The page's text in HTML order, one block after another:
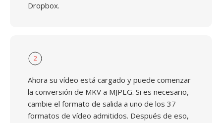
Dropbox.
2
Ahora su vídeo está cargado y puede comenzar
la conversión de MKV a MJPEG. Si es necesario,
cambie el formato de salida a uno de los 37
formatos de vídeo admitidos. Después de eso,